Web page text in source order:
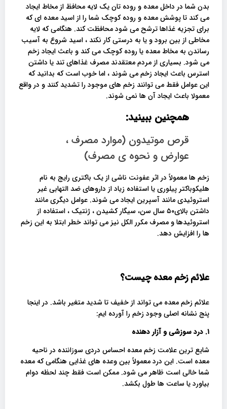
بدن شما در داخل معده و روده تان یک لایه محافظ از مخاط ایجاد
می کند تا پوشش معده و روده کوچک شما را از اسید معده ای که
برای تجزیه غذاها ترشح می شود محافظت کند. هنگامی که لایه
مخاطی از بین برود و یا به درستی کار نکند ، اسید شروع به آسیب
رساندن به مخاط معده یا روده کوچک می کند و باعث ایجاد زخم
می شود. بسیاری از مردم معتقدند مصرف غذاهای تند یا داشتن
استرس باعث ایجاد زخم می شوند ، اما خوب است که بدانید که
این عوامل فقط می توانند زخم های موجود را تشدید کنند و در واقع
معمولا باعث ایجاد آن ها نمی شوند.
همچنین ببینید:
قرص موتیدون (موارد مصرف ،
عوارض و نحوه ی مصرف)
زخم ها معمولاً در اثر عفونت ناشی از یک باکتری رایج به نام
هلیکوباکتر پیلوری یا استفاده زیاد از داروهای ضد التهابی غیر
استروئیدی مانند آسپرین ایجاد می شوند. عوامل دیگری مانند
داشتن بالای۵۰ سال سن، سیگار کشیدن ، ژنتیک ، استفاده از
استروئیدها و مصرف مکرر الکل نیز می تواند خطر ابتلا به این زخم
ها را افزایش دهد.
علائم زخم معده چیست؟
علائم زخم معده می تواند از خفیف تا شدید متغیر باشد. در اینجا
پنج نشانه اصلی وجود زخم را آورده ایم:
۱. درد سوزشی و آزار دهنده
شایع ترین علامت زخم معده احساس دردی سوزاننده در ناحیه
معده است. این درد معمولاً بین وعده های غذایی هنگامی که معده
شما خالی است ظاهر می شود. ممکن است فقط چند لحظه دوام
بیاورد یا ساعت ها طول بکشد.